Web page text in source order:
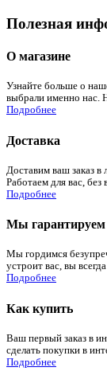
Полезная
О магазине
Узнайте больше о
выбрали именно нас.
Подробнее
Доставка
Доставим ваш заказ в
Работаем для вас, без
Подробнее
Мы гарантируем
Мы гордимся
устроит вас, вы
Подробнее
Как купить
Ваш первый заказ в
сделать покупки в
Подробнее